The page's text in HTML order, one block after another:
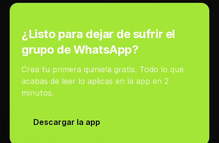
¿Listo para dejar de sufrir el
grupo de WhatsApp?
Crea tu primera quiniela gratis. Todo lo que
acabas de leer lo aplicas en la app en 2
minutos.
Descargar la app